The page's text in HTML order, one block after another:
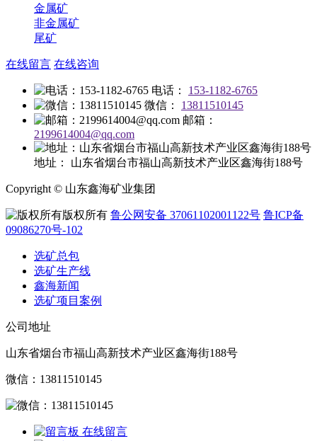
金属矿
非金属矿
尾矿
在线留言 在线咨询
电话：
153-1182-6765
微信：
13811510145
邮箱：
2199614004@qq.com
地址： 山东省烟台市福山高新技术产业区鑫海街188号
Copyright © 山东鑫海矿业集团
版权所有 鲁公网安备 37061102001122号 鲁ICP备
09086270号-102
选矿总包
选矿生产线
鑫海新闻
选矿项目案例
公司地址
山东省烟台市福山高新技术产业区鑫海街188号
微信：13811510145
在线留言